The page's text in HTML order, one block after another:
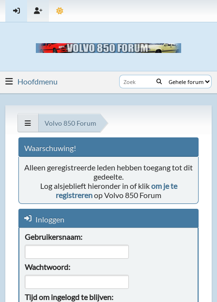
Hoofdmenu
Volvo 850 Forum
Waarschuwing!
Alleen geregistreerde leden hebben toegang tot dit
gedeelte.
Log alsjeblieft hieronder in of klikom je te
registrerenop Volvo 850 Forum
Inloggen
Gebruikersnaam:
Wachtwoord:
Tijd om ingelogd te blijven: